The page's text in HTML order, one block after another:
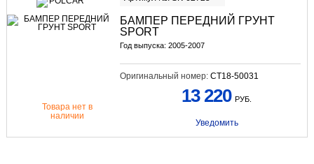
БАМПЕР ПЕРЕДНИЙ ГРУНТ
SPORT
Год выпуска: 2005-2007
Оригинальный номер: CT18-50031
Товара нет в
наличии
13 220 РУБ.
Уведомить